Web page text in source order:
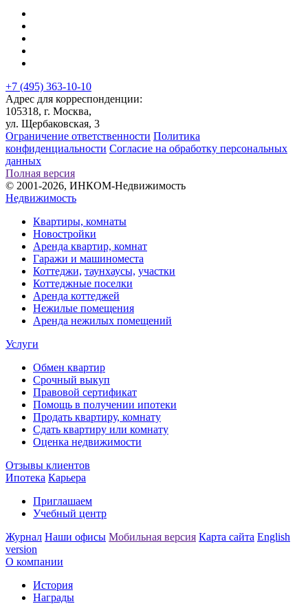
+7 (495) 363-10-10
Адрес для корреспонденции:
105318, г. Москва,
ул. Щербаковская, 3
Ограничение ответственности Политика
конфиденциальности Согласие на обработку персональных
данных
Полная версия
© 2001-2026, ИНКОМ-Недвижимость
Недвижимость
Квартиры, комнаты
Новостройки
Аренда квартир, комнат
Гаражи и машиноместа
Коттеджи, таунхаусы, участки
Коттеджные поселки
Аренда коттеджей
Нежилые помещения
Аренда нежилых помещений
Услуги
Обмен квартир
Срочный выкуп
Правовой сертификат
Помощь в получении ипотеки
Продать квартиру, комнату
Сдать квартиру или комнату
Оценка недвижимости
Отзывы клиентов
Ипотека Карьера
Приглашаем
Учебный центр
Журнал Наши офисы Мобильная версия Карта сайта English
version
О компании
История
Награды